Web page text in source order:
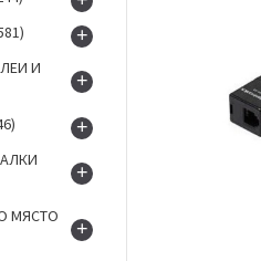
+
И
+
+
+
МЯСТО
+